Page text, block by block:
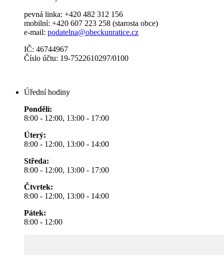
pevná linka: +420 482 312 156
mobilní: +420 607 223 258 (starosta obce)
e-mail: podatelna@obeckunratice.cz
IČ: 46744967
Číslo účtu: 19-7522610297/0100
Úřední hodiny
Pondělí:
8:00 - 12:00, 13:00 - 17:00
Úterý:
8:00 - 12:00, 13:00 - 14:00
Středa:
8:00 - 12:00, 13:00 - 17:00
Čtvrtek:
8:00 - 12:00, 13:00 - 14:00
Pátek:
8:00 - 12:00